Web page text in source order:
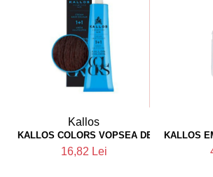
Kallos
KALLOS COLORS VOPSEA DE PAR 6M
16,82 Lei
KALLOS